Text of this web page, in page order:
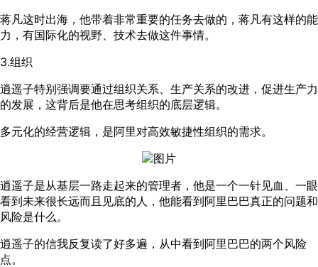
蒋凡这时出海，他带着非常重要的任务去做的，蒋凡有这样的能
力，有国际化的视野、技术去做这件事情。
3.组织
逍遥子特别强调要通过组织关系、生产关系的改进，促进生产力
的发展，这背后是他在思考组织的底层逻辑。
多元化的经营逻辑，是阿里对高效敏捷性组织的需求。
逍遥子是从基层一路走起来的管理者，他是一个一针见血、一眼
看到未来很长远而且见底的人，他能看到阿里巴巴真正的问题和
风险是什么。
逍遥子的信我反复读了好多遍，从中看到阿里巴巴的两个风险
点。